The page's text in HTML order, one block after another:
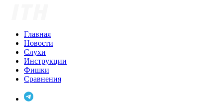
Главная
Новости
Слухи
Инструкции
Фишки
Сравнения